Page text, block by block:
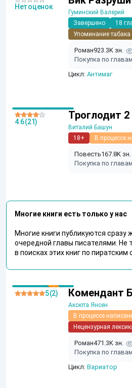
Гуминский Валерий
Завершено
18
Упоминание табака
Роман923.3K зн.
Покупка по главам
Цикл: Антимаг
Нет оценок
Троглодит 2
Виталий Башун
18+
В процессе
Повесть167.8K зн.
Покупка по главам
4.6 (21)
Многие книги есть только у нас
Многие книги публикуются сразу
очередной главы писателями. Не
в поисках этих книг по пиратским
Комендант
Аксюта Янсен
В процессе
Нецензурная
Роман471.3K зн.
Покупка по главам
Цикл: Вариатор
5 (2)